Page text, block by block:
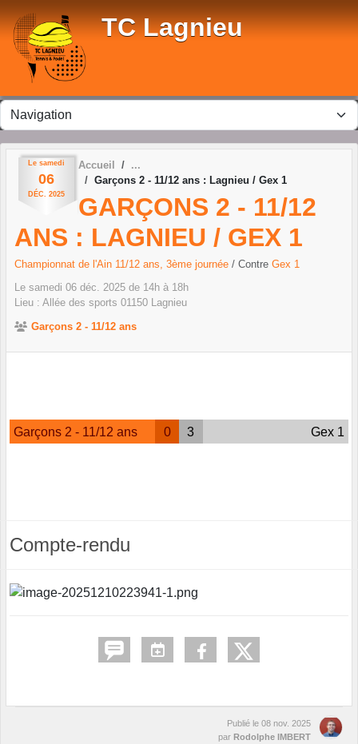
TC Lagnieu
Le samedi
06
DÉC. 2025
Accueil
Garçons 2 - 11/12 ans : Lagnieu / Gex 1
GARÇONS 2 - 11/12
ANS : LAGNIEU / GEX 1
Championnat de l'Ain 11/12 ans, 3ème journée / Contre Gex 1
Le samedi 06 déc. 2025 de 14h à 18h
Lieu : Allée des sports 01150 Lagnieu
Garçons 2 - 11/12 ans
Garçons 2 - 11/12 ans 0 3 Gex 1
Compte-rendu
Publié le 08 nov. 2025
par Rodolphe IMBERT